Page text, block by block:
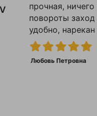
прочная,
повороты
удобно,
Любовь Петровна